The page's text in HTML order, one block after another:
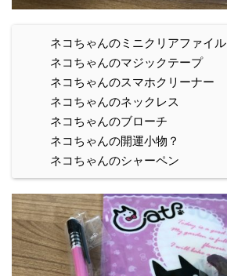
ネコちゃんのミニクリアファイル
ネコちゃんのマジックテープ
ネコちゃんのスマホクリーナー
ネコちゃんのネックレス
ネコちゃんのブローチ
ネコちゃんの開運小物？
ネコちゃんのシャーペン